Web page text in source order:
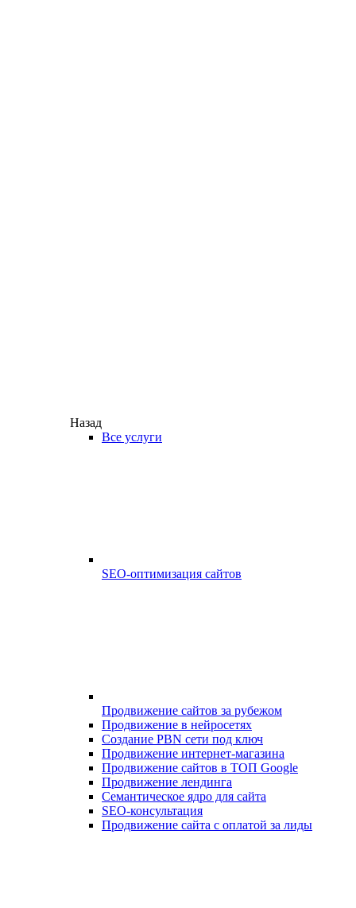
Назад
Все услуги
SEO-оптимизация сайтов
Продвижение сайтов за рубежом
Продвижение в нейросетях
Создание PBN сети под ключ
Продвижение интернет-магазина
Продвижение сайтов в ТОП Google
Продвижение лендинга
Семантическое ядро для сайта
SEO-консультация
Продвижение сайта с оплатой за лиды